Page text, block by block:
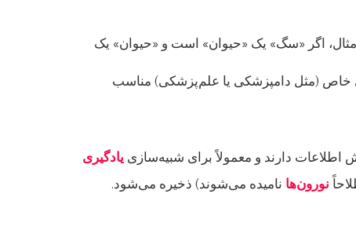
مثال، اگر «سگ» یک «حیوان» است و «حیوان» یک
خاص (مثل دامپزشکی یا علم‌پزشکی) مناسب
دارند و معمولاً برای شبیه‌سازی یادگیری
نورون‌ها نامیده می‌شوند) ذخیره می‌شود.